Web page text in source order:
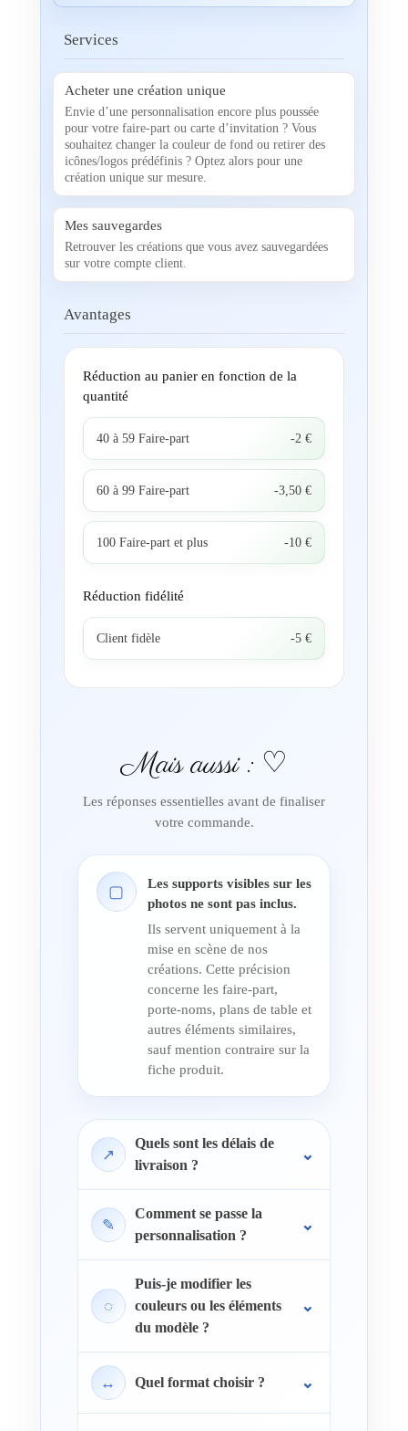
Services
Acheter une création unique
Envie d’une personnalisation encore plus poussée
pour votre faire-part ou carte d’invitation ? Vous
souhaitez changer la couleur de fond ou retirer des
icônes/logos prédéfinis ? Optez alors pour une
création unique sur mesure.
Mes sauvegardes
Retrouver les créations que vous avez sauvegardées
sur votre compte client.
Avantages
Réduction au panier en fonction de la
quantité
40 à 59 Faire-part -2 €
60 à 99 Faire-part -3,50 €
100 Faire-part et plus -10 €
Réduction fidélité
Client fidèle -5 €
Mais aussi : ♡
Les réponses essentielles avant de finaliser
votre commande.
▢
Les supports visibles sur les
photos ne sont pas inclus.
Ils servent uniquement à la
mise en scène de nos
créations. Cette précision
concerne les faire-part,
porte-noms, plans de table et
autres éléments similaires,
sauf mention contraire sur la
fiche produit.
↗
Quels sont les délais de
livraison ?
✎
Comment se passe la
personnalisation ?
◌
Puis-je modifier les
couleurs ou les éléments
du modèle ?
↔ Quel format choisir ?